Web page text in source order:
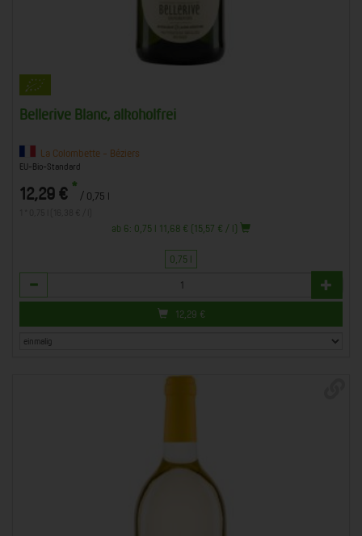
Bellerive Blanc, alkoholfrei
La Colombette - Béziers
EU-Bio-Standard
12,29 € * / 0,75 l
ab 6: 0,75 l 11,68 € (15,57 € / l)
0,75 l
Anzahl
12,29 €